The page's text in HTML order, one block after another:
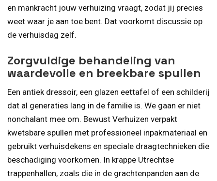
en mankracht jouw verhuizing vraagt, zodat jij precies
weet waar je aan toe bent. Dat voorkomt discussie op
de verhuisdag zelf.
Zorgvuldige behandeling van
waardevolle en breekbare spullen
Een antiek dressoir, een glazen eettafel of een schilderij
dat al generaties lang in de familie is. We gaan er niet
nonchalant mee om. Bewust Verhuizen verpakt
kwetsbare spullen met professioneel inpakmateriaal en
gebruikt verhuisdekens en speciale draagtechnieken die
beschadiging voorkomen. In krappe Utrechtse
trappenhallen, zoals die in de grachtenpanden aan de